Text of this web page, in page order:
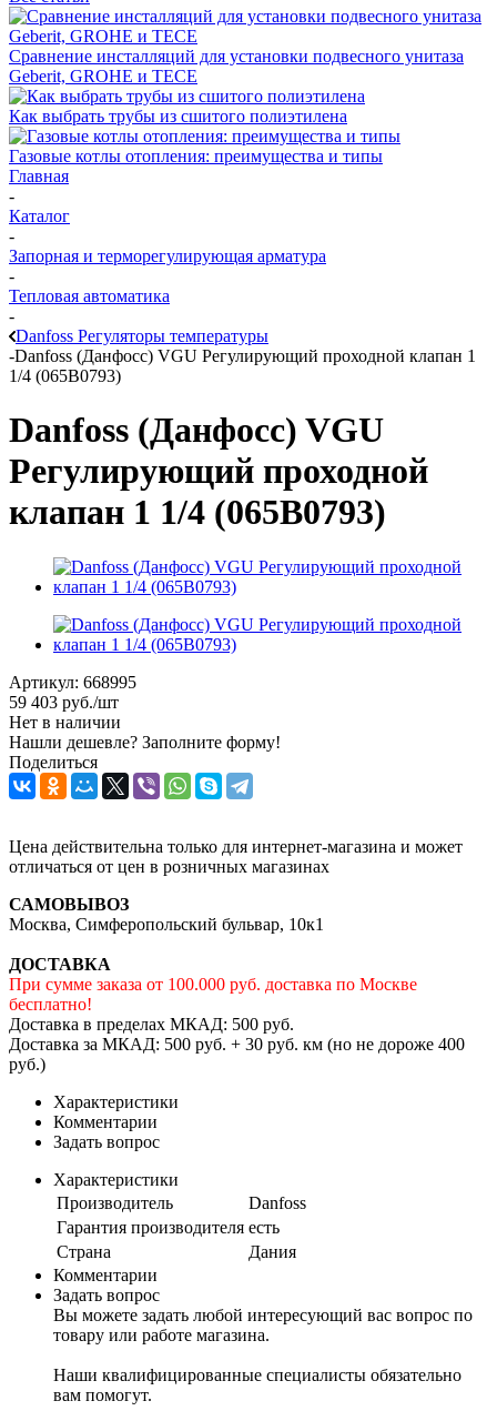
Сравнение инсталляций для установки подвесного унитаза
Geberit, GROHE и TECE
Как выбрать трубы из сшитого полиэтилена
Газовые котлы отопления: преимущества и типы
Главная
-
Каталог
-
Запорная и терморегулирующая арматура
-
Тепловая автоматика
-
Danfoss Регуляторы температуры
-Danfoss (Данфосс) VGU Регулирующий проходной клапан 1
1/4 (065B0793)
Danfoss (Данфосс) VGU
Регулирующий проходной
клапан 1 1/4 (065B0793)
Артикул: 668995
59 403 руб./шт
Нет в наличии
Нашли дешевле? Заполните форму!
Поделиться
Цена действительна только для интернет-магазина и может
отличаться от цен в розничных магазинах
САМОВЫВОЗ
Москва, Симферопольский бульвар, 10к1
ДОСТАВКА
При сумме заказа от 100.000 руб. доставка по Москве
бесплатно!
Доставка в пределах МКАД: 500 руб.
Доставка за МКАД: 500 руб. + 30 руб. км (но не дороже 400
руб.)
Характеристики
Комментарии
Задать вопрос
Характеристики
Производитель
Danfoss
Гарантия производителя есть
Страна
Дания
Комментарии
Задать вопрос
Вы можете задать любой интересующий вас вопрос по
товару или работе магазина.
Наши квалифицированные специалисты обязательно
вам помогут.